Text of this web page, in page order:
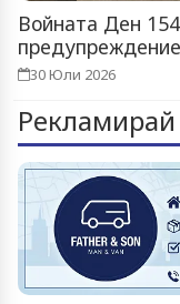
Войната Ден
30 Юли 2026
Рекламирай